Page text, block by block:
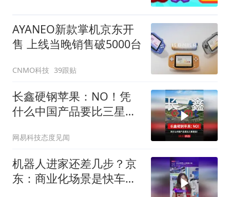
AYANEO新款掌机京东开
售 上线当晚销售破5000台
CNMO科技 39跟贴
长鑫硬钢苹果：NO！凭
什么中国产品要比三星便
网易科技态度见闻
机器人进家还差几步？京
东：商业化场景是快车